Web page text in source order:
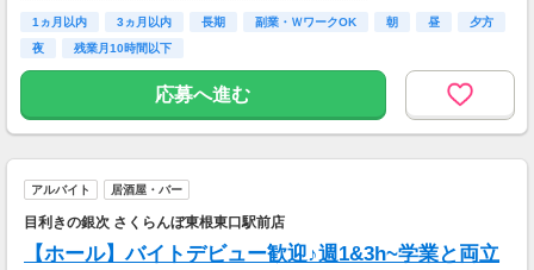
◆賞与年2回あり
◆法定研修期間中(4日間)：日給8500円
◆日給保証あり(当社規定により)
出勤自体ががなくなった場合も日給を保証しま
す！
◆各種手当あり（日額）
1ヵ月以内 3ヵ月以内 長期 副業・ＷワークOK 朝 昼
夕方
夜
残業月10時間以下
応募へ進む
アルバイト 居酒屋・バー
目利きの銀次 さくらんぼ東根東口駅前店
【ホール】バイトデビュー歓迎♪週1&3h~学業と両立